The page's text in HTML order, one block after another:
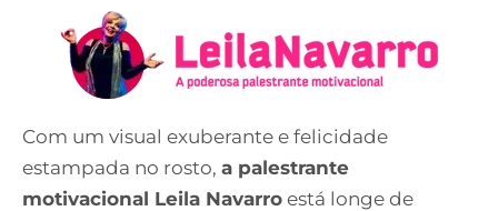
Com um visual exuberante e felicidade
estampada no rosto, a palestrante
motivacional Leila Navarro está longe de